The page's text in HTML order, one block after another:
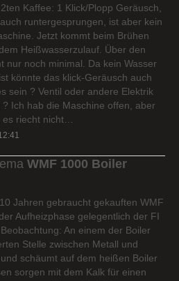
Kaffee: 1 Klick/Plopp Geräusch,
runtergesprungen, ist aber kein
Jetzt kommt beim Brühen
Heißwasserzulauf. Über den
nur noch minimal. Da kein Wasser
könnte das klick-Geräusch auch
sein ? Ventil oder andere Elektrik
Ich hab die Maschine offen, aber
riecht nicht…
WMF 1000 Boiler
Jahren gebraucht gekauften WMF
Aufheizphase gelegentlich der FI
An einem der Boiler
Stelle zwischen Metall und
schäumt auf dem heißen Boiler
sorgen mit dem Kalk für einen